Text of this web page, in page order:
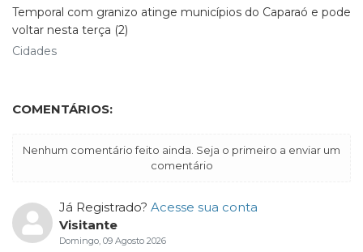
Temporal com granizo atinge municípios do Caparaó e pode
voltar nesta terça (2)
Cidades
COMENTÁRIOS:
Nenhum comentário feito ainda. Seja o primeiro a enviar um
comentário
Já Registrado? Acesse sua conta
Visitante
Domingo, 09 Agosto 2026